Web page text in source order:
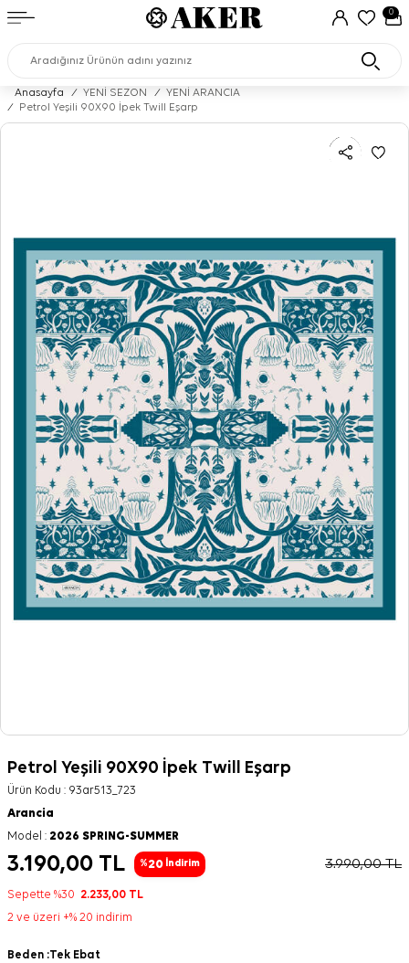
0
Anasayfa / YENİ SEZON /
YENİ ARANCIA
/
Petrol Yeşili 90X90 İpek Twill Eşarp
Petrol Yeşili 90X90 İpek Twill Eşarp
Ürün Kodu : 93ar513_723
Arancia
Model : 2026 SPRING-SUMMER
3.190,00 TL %20 İndirim 3.990,00TL
Sepette %30 2.233,00 TL
2 ve üzeri +% 20 indirim
Beden :Tek Ebat